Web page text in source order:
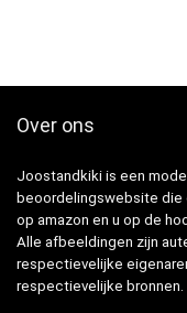
Over ons
Joostandkiki is een
beoordelingswebsite
op amazon en u op de
Alle afbeeldingen zijn
respectievelijke
respectievelijke bronnen.